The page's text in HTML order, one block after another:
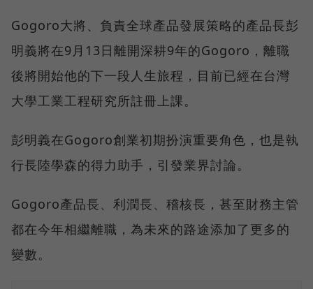
Gogoro大將、負責全球產品發展策略的產品長彭
明義將在9月13日離開深耕9年的Gogoro，離職
後將開始他的下一段人生旅程，目前已經在台灣
大學工業工程研究所註冊上課。
彭明義在Gogoro創業初期扮演重要角色，也是執
行長陸學森的得力助手，引發業界討論。
Gogoro產品長、利潤長、稽核長，甚至財務主管
都在今年相繼離職，為未來的路途添加了更多的
變數。